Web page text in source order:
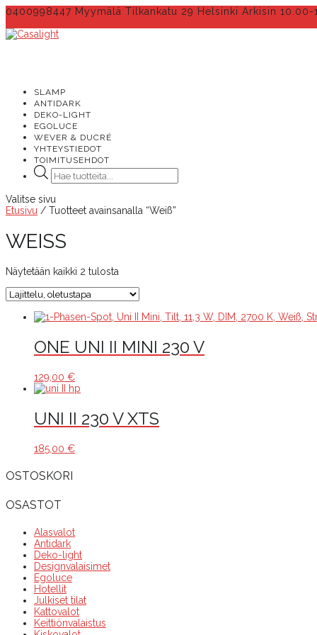
0400998447 Myymälä Tilkankatu 29 Helsinki Arkisin 10.00-
SLAMP
ANTIDARK
DEKO-LIGHT
EGOLUCE
WEVER & DUCRÉ
YHTEYSTIEDOT
TOIMITUSEHDOT
Products
search
Valitse sivu
Etusivu / Tuotteet avainsanalla “Weiß”
WEISS
Näytetään kaikki 2 tulosta
ONE UNI II MINI 230 V
129,00 €
UNI II 230 V XTS
185,00 €
OSTOSKORI
OSASTOT
Alasvalot
Antidark
Deko-light
Designvalaisimet
Egoluce
Hotellit
Julkiset tilat
Kattovalot
Keittiönvalaistus